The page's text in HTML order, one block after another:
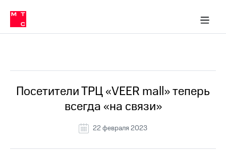
Медиа-центр
и акционерам
Устойчивое развитие
Комплаенс и деловая этика
компании
Карьера
История
компании
Руководство
в МТС
Пресс-
релизы
о технологиях
Посетители ТРЦ «VEER mall» теперь
всегда «на связи»
22 февраля 2023